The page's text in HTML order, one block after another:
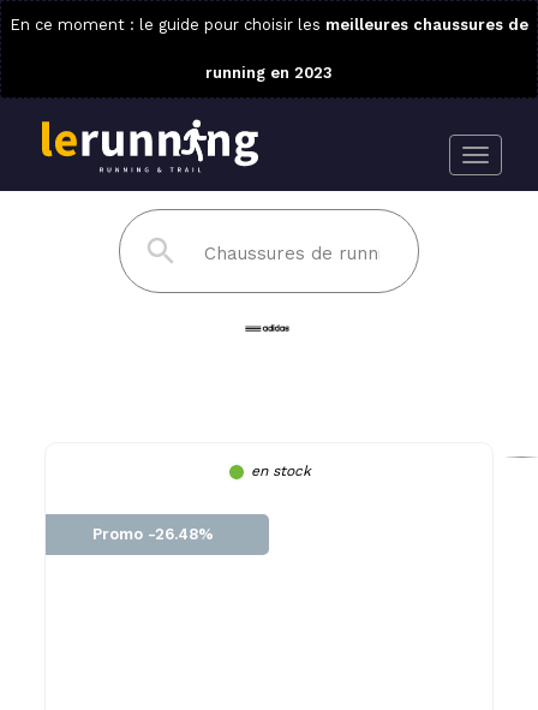
En ce moment : le guide pour choisir les meilleures chaussures de
running en 2023
en stock
Promo -26.48%